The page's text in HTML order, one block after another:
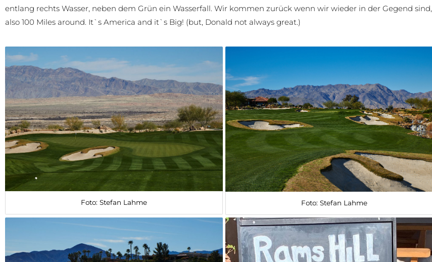
entlang rechts Wasser, neben dem Grün ein Wasserfall. Wir kommen zurück wenn wir wieder in der Gegend sind,
also 100 Miles around. It`s America and it`s Big! (but, Donald not always great.)
Foto: Stefan Lahme Foto: Stefan Lahme